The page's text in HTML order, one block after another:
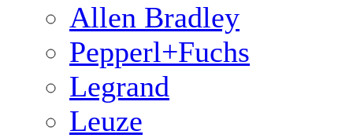
Allen Bradley
Pepperl+Fuchs
Legrand
Leuze